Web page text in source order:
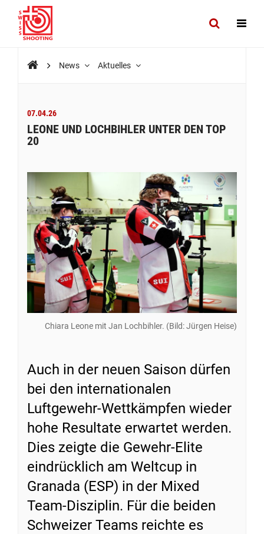
News Aktuelles
07.04.26
LEONE UND LOCHBIHLER UNTER DEN TOP
20
Chiara Leone mit Jan Lochbihler. (Bild: Jürgen Heise)
Auch in der neuen Saison dürfen
bei den internationalen
Luftgewehr-Wettkämpfen wieder
hohe Resultate erwartet werden.
Dies zeigte die Gewehr-Elite
eindrücklich am Weltcup in
Granada (ESP) in der Mixed
Team-Disziplin. Für die beiden
Schweizer Teams reichte es